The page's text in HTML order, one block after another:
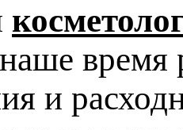
время
и